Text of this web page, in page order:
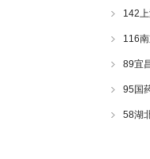
142
气喷射
116
气喷射
89宜
射筛一套
95国
喷射筛
58湖